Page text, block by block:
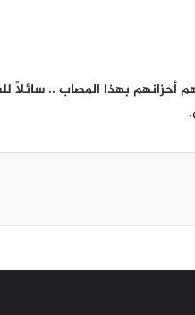
بهذا المصاب .. سائلاً